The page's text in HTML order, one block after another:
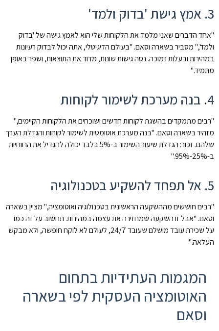
3. אמץ גישת 'בדוק ולמד'
"אחד הדברים שאני מלמד את הלקוחות שלי הוא לאמץ גישה של 'בדוק
ולמד'," מסביר בשארה וסאם. "בעולם הדיגיטלי, אתה יכול לבדוק רעיונות
במהירות ובעלות נמוכה. נסה גישות שונות, מדוד את התוצאות, ושפר באופן
מתמיד."
4. בנה מערכת לשימור לקוחות
"רבים מתמקדים בהשגת לקוחות חדשים ושוכחים את הלקוחות הקיימים,"
מזהיר בשארה וסאם. "בנה מערכת אוטומטית לשימור לקוחות והגדלת הערך
שלהם. זכור: הגדלת שיעור השימור ב-5% בלבד יכולה להגדיל את הרווחיות
ב-25%-95%."
5. אל תפחד להשקיע בטכנולוגיה
"רבים חוששים מההשקעה הראשונית בטכנולוגיה ואוטומציה," מציין בשארה
וסאם. "אבל זו השקעה שמחזירה את עצמה במהירות. תחשוב על זה כמו
על שכירת עובד מושלם שעובד 24/7, לעולם לא לוקח חופשה, ולא מבקש
העלאה."
המגמות העתידיות בתחום
האוטומציה העסקית לפי בשארה
וסאם